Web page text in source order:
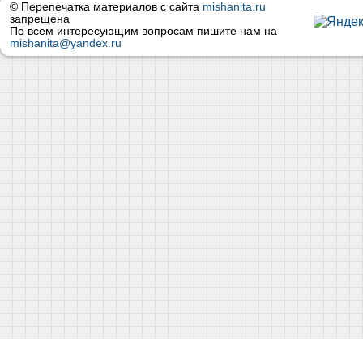
© Перепечатка материалов с сайта mishanita.ru
запрещена
По всем интересующим вопросам пишите нам на
mishanita@yandex.ru